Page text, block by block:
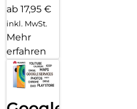
ab 17,95 €
inkl. MwSt.
Mehr
erfahren